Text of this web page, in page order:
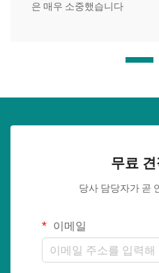
은 매우 소중했습니다
무료
당사 담당자가 곧
이메일